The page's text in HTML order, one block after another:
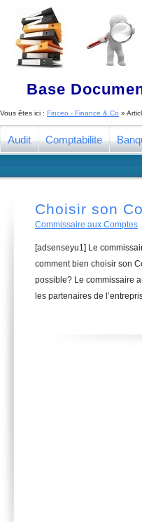
Base
Vous êtes ici : Finceo - Finance & Co »
Audit Comptabilite
Choisir son
Commissaire aux Comptes
[adsenseyu1] Le
comment bien choisir son
possible? Le commissaire
les partenaires de